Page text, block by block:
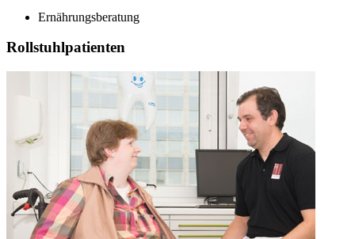
Ernährungsberatung
Rollstuhlpatienten